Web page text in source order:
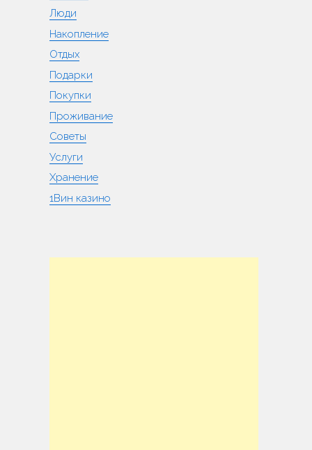
Люди
Накопление
Отдых
Подарки
Покупки
Проживание
Советы
Услуги
Хранение
1Вин казино